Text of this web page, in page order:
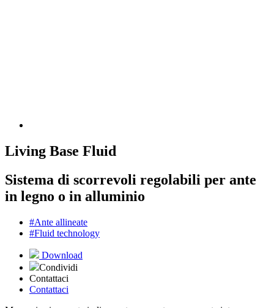
Living Base Fluid
Sistema di scorrevoli regolabili per ante
in legno o in alluminio
#Ante allineate
#Fluid technology
Download
Condividi
Contattaci
Contattaci